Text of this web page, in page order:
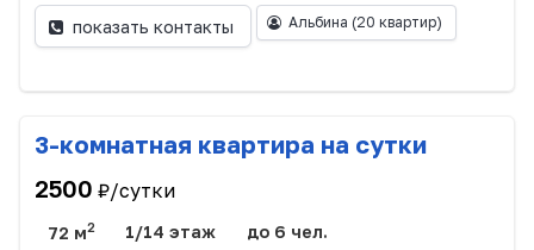
показать контакты Альбина (20 квартир)
3-комнатная квартира на сутки
2500 ₽/сутки
72 м2 1/14 этаж до 6 чел.